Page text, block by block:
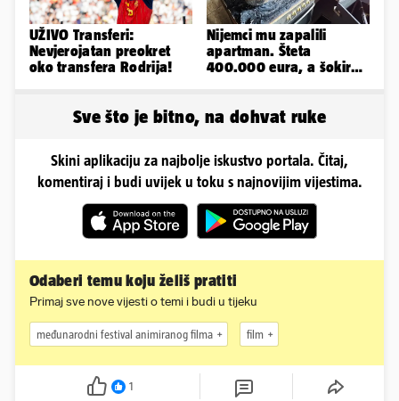
UŽIVO Transferi:
Nevjerojatan preokret
oko transfera Rodrija!
Nijemci mu zapalili
apartman. Šteta
400.000 eura, a šokirao
Sve što je bitno, na dohvat ruke
Skini aplikaciju za najbolje iskustvo portala. Čitaj,
komentiraj i budi uvijek u toku s najnovijim vijestima.
Odaberi temu koju želiš pratiti
Primaj sve nove vijesti o temi i budi u tijeku
međunarodni festival animiranog filma film
1